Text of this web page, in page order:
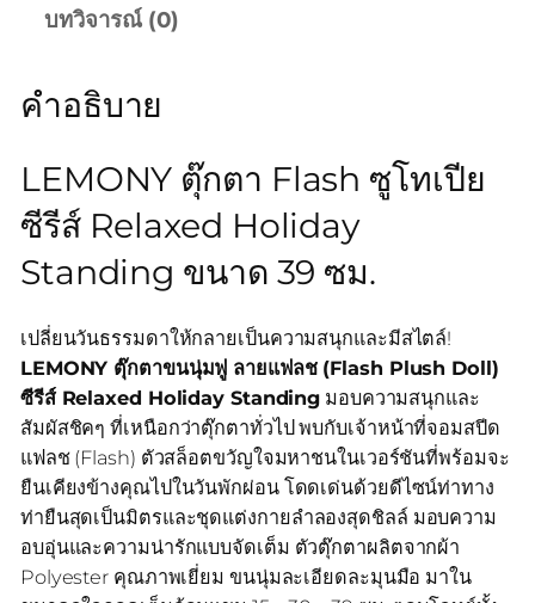
บทวิจารณ์ (0)
คำอธิบาย
LEMONY ตุ๊กตา Flash ซูโทเปีย
ซีรีส์ Relaxed Holiday
Standing ขนาด 39 ซม.
เปลี่ยนวันธรรมดาให้กลายเป็นความสนุกและมีสไตล์!
LEMONY ตุ๊กตาขนนุ่มฟู ลายแฟลช (Flash Plush Doll)
ซีรีส์ Relaxed Holiday Standing มอบความสนุกและ
สัมผัสชิคๆ ที่เหนือกว่าตุ๊กตาทั่วไป พบกับเจ้าหน้าที่จอมสปีด
แฟลช (Flash) ตัวสล็อตขวัญใจมหาชนในเวอร์ชันที่พร้อมจะ
ยืนเคียงข้างคุณไปในวันพักผ่อน โดดเด่นด้วยดีไซน์ท่าทาง
ท่ายืนสุดเป็นมิตรและชุดแต่งกายลำลองสุดชิลล์ มอบความ
อบอุ่นและความน่ารักแบบจัดเต็ม ตัวตุ๊กตาผลิตจากผ้า
Polyester คุณภาพเยี่ยม ขนนุ่มละเอียดละมุนมือ มาใน